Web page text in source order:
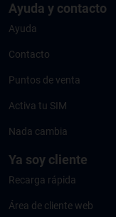
Ayuda y contacto
Ayuda
Contacto
Puntos de venta
Activa tu SIM
Nada cambia
Ya soy cliente
Recarga rápida
Área de cliente web